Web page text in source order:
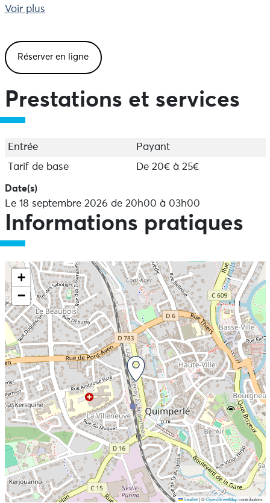
Alors, elle est pas belle la vie ?
Voir plus
Réserver en ligne
Prestations et services
Entrée
Payant
Tarif de base
De 20€ à 25€
Date(s)
Le 18 septembre 2026 de 20h00 à 03h00
Informations pratiques
+
−
Leaflet |©OpenStreetMapcontributors